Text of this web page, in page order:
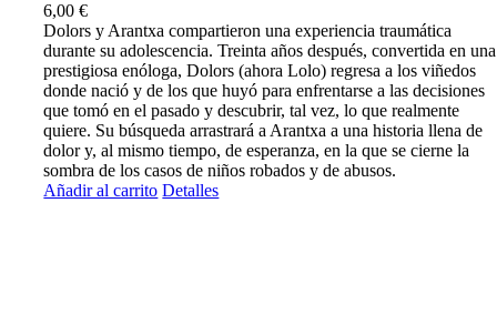
6,00€
Dolors y Arantxa compartieron una experiencia traumática
durante su adolescencia. Treinta años después, convertida en una
prestigiosa enóloga, Dolors (ahora Lolo) regresa a los viñedos
donde nació y de los que huyó para enfrentarse a las decisiones
que tomó en el pasado y descubrir, tal vez, lo que realmente
quiere. Su búsqueda arrastrará a Arantxa a una historia llena de
dolor y, al mismo tiempo, de esperanza, en la que se cierne la
sombra de los casos de niños robados y de abusos.
Añadir al carrito Detalles